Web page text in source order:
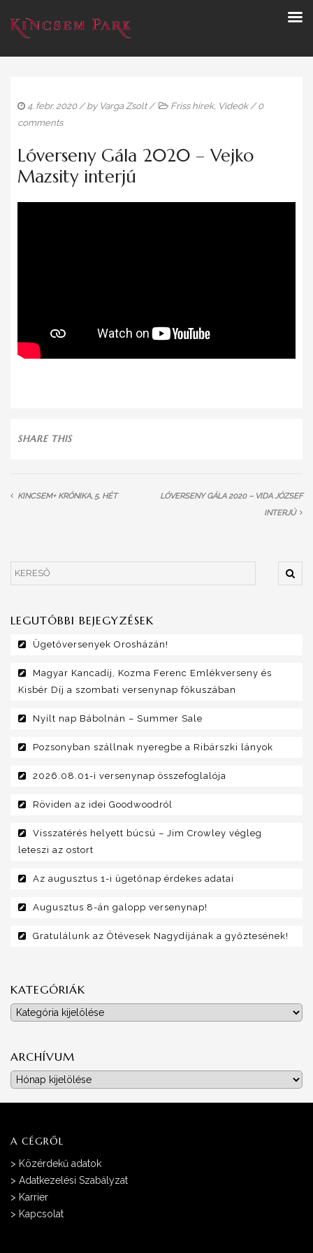
4. febr. 2020/ by Varga Zsolt/ Friss hírek, Videók/0
comments
Lóverseny Gála 2020 – Vejko
Mazsity interjú
SHARE THIS
KINCSEM+ KRÓNIKA, 5. HÉT
LÓVERSENY GÁLA 2020 – VIDA JÓZSEF
INTERJÚ
LEGUTÓBBI BEJEGYZÉSEK
Ügetőversenyek Orosházán!
Magyar Kancadíj, Kozma Ferenc Emlékverseny és
Kisbér Díj a szombati versenynap fókuszában
Nyílt nap Bábolnán – Summer Sale
Pozsonyban szállnak nyeregbe a Ribárszki lányok
2026.08.01-i versenynap összefoglalója
Röviden az idei Goodwoodról
Visszatérés helyett búcsú – Jim Crowley végleg
leteszi az ostort
Az augusztus 1-i ügetőnap érdekes adatai
Augusztus 8-án galopp versenynap!
Gratulálunk az Ötévesek Nagydíjának a győztesének!
KATEGÓRIÁK
Kategóriák
ARCHÍVUM
Archívum
A CÉGRŐL
> Közérdekű adatok
> Adatkezelési Szabályzat
> Karrier
> Kapcsolat